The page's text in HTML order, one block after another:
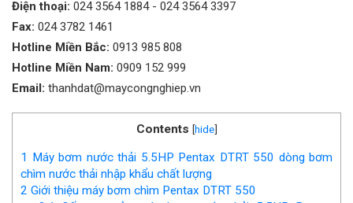
Điện thoại: 024 3564 1884- 024 3564 3397
Fax: 024 3782 1461
Hotline Miền Bắc: 0913 985 808
Hotline Miền Nam: 0909 152 999
Email: thanhdat@maycongnghiep.vn
Contents [hide]
1 Máy bơm nước thải 5.5HP Pentax DTRT 550 dòng bơm
chìm nước thải nhập khẩu chất lượng
2 Giới thiệu máy bơm chìm Pentax DTRT 550